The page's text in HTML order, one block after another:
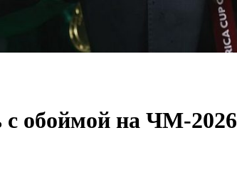
с обоймой на ЧМ-2026